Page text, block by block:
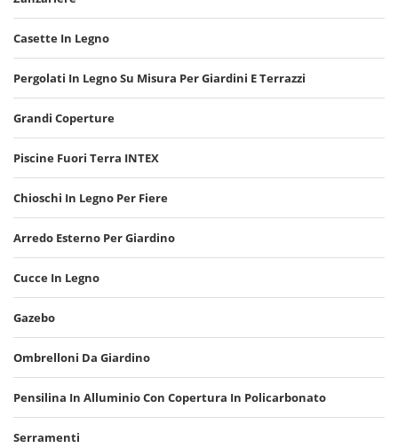
Casette In Legno
Pergolati In Legno Su Misura Per Giardini E Terrazzi
Grandi Coperture
Piscine Fuori Terra INTEX
Chioschi In Legno Per Fiere
Arredo Esterno Per Giardino
Cucce In Legno
Gazebo
Ombrelloni Da Giardino
Pensilina In Alluminio Con Copertura In Policarbonato
Serramenti